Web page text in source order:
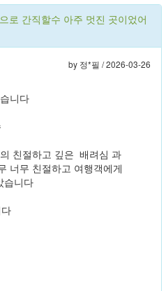
로 간직할수 아주 멋진 곳이었어
by 정*필 /2026-03-26
니다
친절하고 깊은 배려심 과
너무 친절하고 여행객에게
습니다